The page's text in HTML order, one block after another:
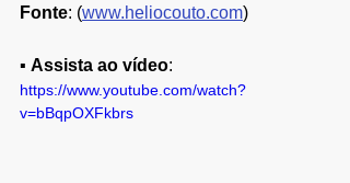
Fonte: (www.heliocouto.com)
▪ Assista ao vídeo:
https://www.youtube.com/watch?
v=bBqpOXFkbrs